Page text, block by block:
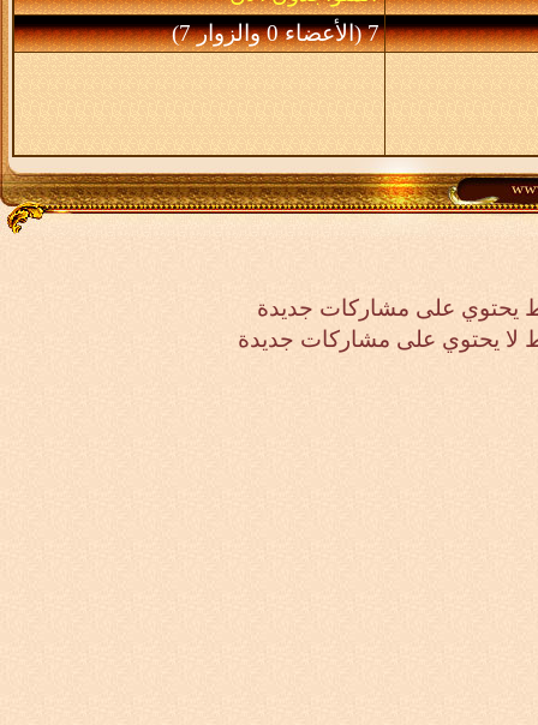
7 (الأعضاء 0 والزوار 7)
يحتوي على مشاركات جديدة
يحتوي على مشاركات جديدة